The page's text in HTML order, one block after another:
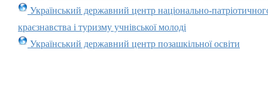
Український державний центр національно-
краєзнавства і туризму учнівської молоді
Український державний центр позашкільної освіти